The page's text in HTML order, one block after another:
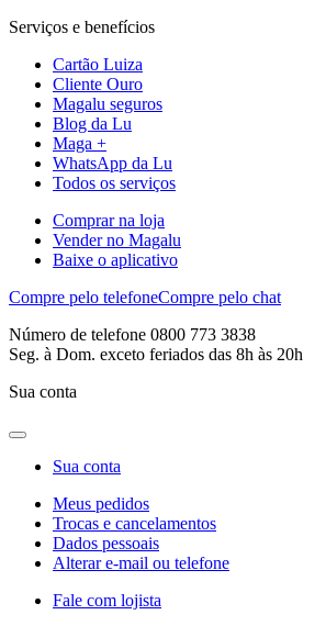
Serviços e benefícios
Cartão Luiza
Cliente Ouro
Magalu seguros
Blog da Lu
Maga +
WhatsApp da Lu
Todos os serviços
Comprar na loja
Vender no Magalu
Baixe o aplicativo
Compre pelo telefoneCompre pelo chat
Número de telefone 0800 773 3838
Seg. à Dom. exceto feriados das 8h às 20h
Sua conta
Sua conta
Meus pedidos
Trocas e cancelamentos
Dados pessoais
Alterar e-mail ou telefone
Fale com lojista